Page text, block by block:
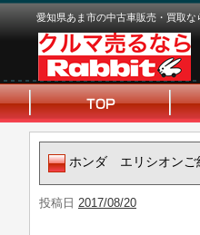
愛知県あま市の中古車販売・買取
ホンダ エリシオンご
投稿日 2017/08/20